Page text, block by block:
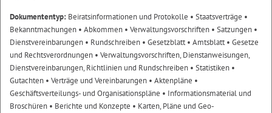
Dokumententyp: Beiratsinformationen und Protokolle • Staatsverträge •
Bekanntmachungen • Abkommen • Verwaltungsvorschriften • Satzungen •
Dienstvereinbarungen • Rundschreiben • Gesetzblatt• Amtsblatt• Gesetze
und Rechtsverordnungen • Verwaltungsvorschriften, Dienstanweisungen,
Dienstvereinbarungen, Richtlinien und Rundschreiben • Statistiken •
Gutachten • Verträge und Vereinbarungen • Aktenpläne •
Geschäftsverteilungs- und Organisationspläne • Informationsmaterial und
Broschüren • Berichte und Konzepte • Karten, Pläne und Geo-